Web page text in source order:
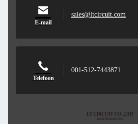
E-mail
sales@ltcircuit.com
Telefoon
001-512-7443871